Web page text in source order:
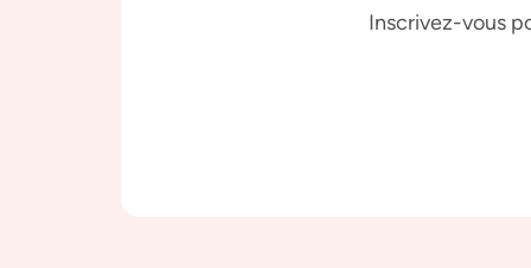
Inscrivez-vous